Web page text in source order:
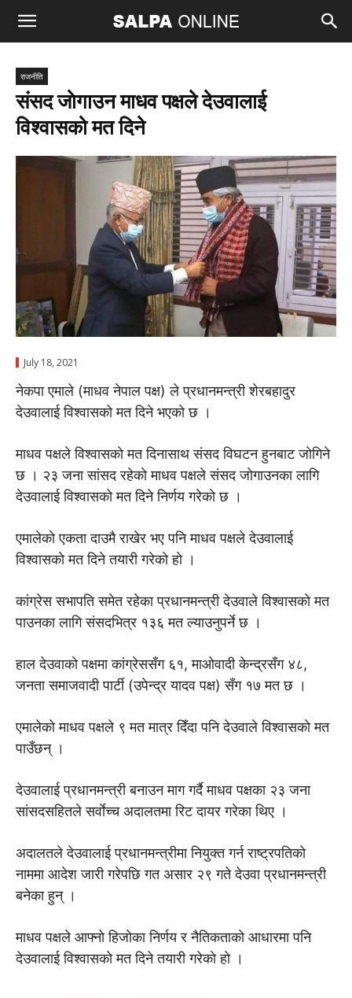
राजनीति
संसद जाेगाउन माधव पक्षले देउवालाई
विश्वासको मत दिने
July 18, 2021
नेकपा एमाले (माधव नेपाल पक्ष) ले प्रधानमन्त्री शेरबहादुर
देउवालाई विश्वासको मत दिने भएको छ ।
माधव पक्षले विश्वासकाे मत दिनासाथ संसद विघटन हुनबाट जाेगिने
छ । २३ जना सांसद रहेकाे माधव पक्षले संसद जाेगाउनका लागि
देउवालाई विश्वासको मत दिने निर्णय गरेकाे छ ।
एमालेकाे एकता दाउमै राखेर भए पनि माधव पक्षले देउवालाई
विश्वासकाे मत दिने तयारी गरेकाे हाे ।
कांग्रेस सभापति समेत रहेका प्रधानमन्त्री देउवाले विश्वासकाे मत
पाउनका लागि संसदभित्र १३६ मत ल्याउनुपर्ने छ ।
हाल देउवाकाे पक्षमा कांग्रेससँग ६१, माओवादी केन्द्रसँग ४८,
जनता समाजवादी पार्टी (उपेन्द्र यादव पक्ष) सँग १७ मत छ ।
एमालेकाे माधव पक्षले ९ मत मात्र दिँदा पनि देउवाले विश्वासकाे मत
पाउँछन् ।
देउवालाई प्रधानमन्त्री बनाउन माग गर्दै माधव पक्षका २३ जना
सांसदसहितले सर्वाेच्च अदालतमा रिट दायर गरेका थिए ।
अदालतले देउवालाई प्रधानमन्त्रीमा नियुक्त गर्न राष्ट्रपतिकाे
नाममा आदेश जारी गरेपछि गत असार २९ गते देउवा प्रधानमन्त्री
बनेका हुन् ।
माधव पक्षले आफ्नाे हिजाेका निर्णय र नैतिकताकाे आधारमा पनि
देउवालाई विश्वासकाे मत दिने तयारी गरेकाे हाे ।